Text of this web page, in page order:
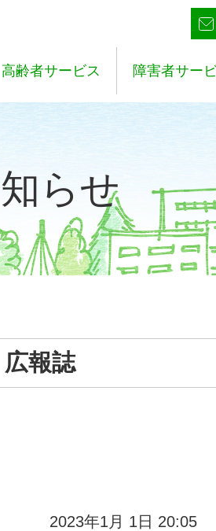
高齢者サービス 障害者サー
らせ
広報誌
2023年1月 1日 20:05